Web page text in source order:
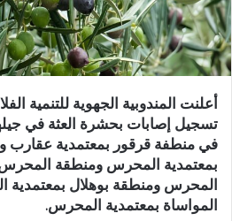
أعلنت المندوبية الجهوية للتنمية
تسجيل إصابات بحشرة العثة في
في منطفة قرقور بمعتمدية
المحرس ومنطقة بوهلال
المواساة بمعتمدية المحرس.